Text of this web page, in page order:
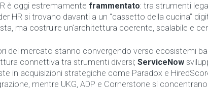
è oggi estremamente frammentato: tra strumenti
HR si trovano davanti a un “cassetto della cucina”
ma costruire un’architettura coerente, scalabile e
del mercato stanno convergendo verso ecosistemi
connettiva tra strumenti diversi; ServiceNow
in acquisizioni strategiche come Paradox e
mentre UKG, ADP e Cornerstone si